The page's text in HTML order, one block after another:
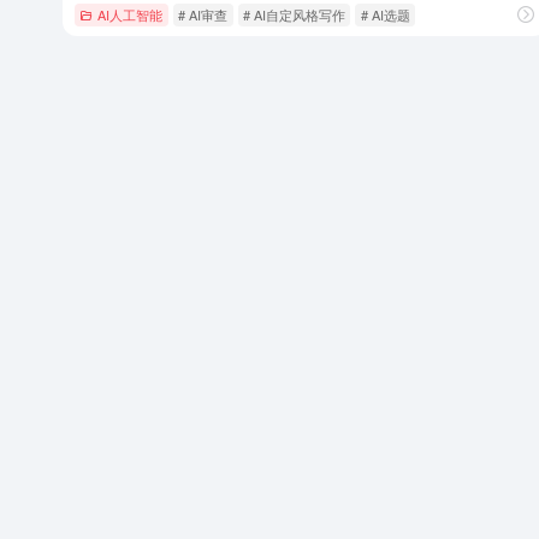
AI人工智能 # AI审查 # AI自定风格写作 # AI选题